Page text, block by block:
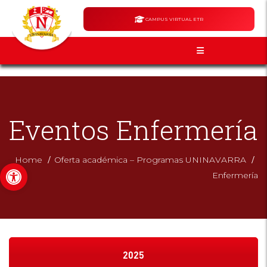
Abrir barra de herramientas
CAMPUS VIRTUAL ETR
Eventos Enfermería
Home / Oferta académica – Programas UNINAVARRA /
Enfermería
2025